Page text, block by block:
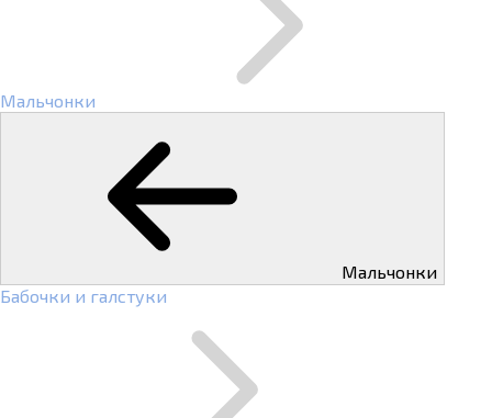
Мальчонки
Мальчонки
Бабочки и галстуки